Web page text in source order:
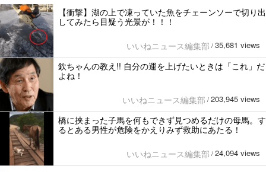
【衝撃】湖の上で凍っていた魚をチェーンソーで切り出
してみたら目疑う光景が！！！
いいねニュース編集部 / 35,681 views
欽ちゃんの教え!! 自分の運を上げたいときは「これ」だ
よね！
いいねニュース編集部 / 203,945 views
橋に挟まった子馬を何もできず見つめるだけの母馬。す
るとある男性が危険をかえりみず救助にあたる！
いいねニュース編集部 / 24,094 views